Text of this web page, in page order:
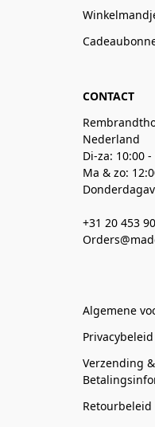
CONTACT
Nederland
Di-za: 10:00
Ma & zo:
+31 20 453
Algemene
Privacybeleid
Verzending &
Retourbeleid